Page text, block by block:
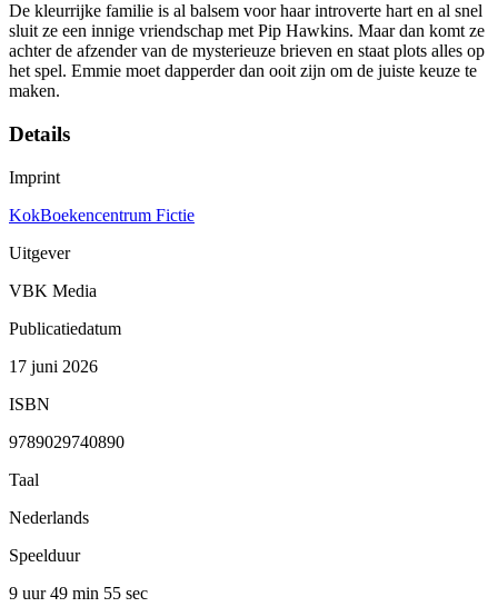
De kleurrijke familie is al balsem voor haar introverte hart en al snel
sluit ze een innige vriendschap met Pip Hawkins. Maar dan komt ze
achter de afzender van de mysterieuze brieven en staat plots alles op
het spel. Emmie moet dapperder dan ooit zijn om de juiste keuze te
maken.
Details
Imprint
KokBoekencentrum Fictie
Uitgever
VBK Media
Publicatiedatum
17 juni 2026
ISBN
9789029740890
Taal
Nederlands
Speelduur
9 uur 49 min 55 sec